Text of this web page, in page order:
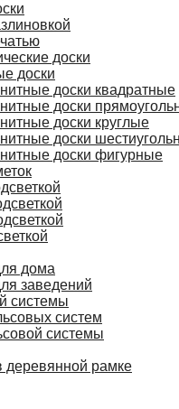
доски
доски
доски квадратные
доски
доски круглые
доски
доски фигурные
дома
заведений
системы
систем
системы
деревянной рамке